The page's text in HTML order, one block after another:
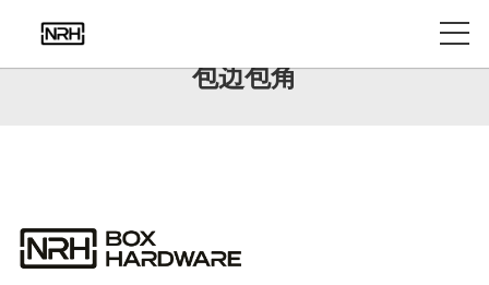
包边包角